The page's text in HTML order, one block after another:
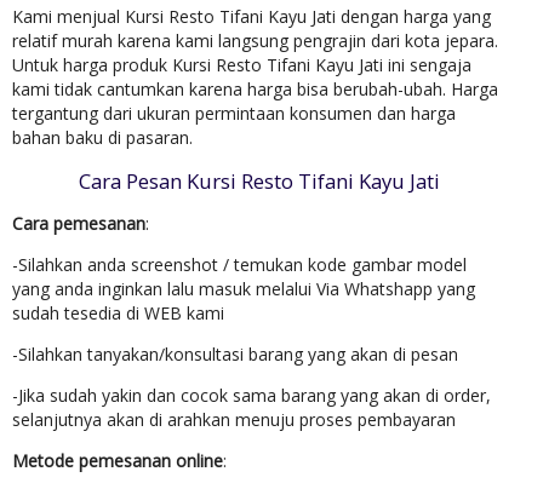
Kami menjual Kursi Resto Tifani Kayu Jati dengan harga yang
relatif murah karena kami langsung pengrajin dari kota jepara.
Untuk harga produk Kursi Resto Tifani Kayu Jati ini sengaja
kami tidak cantumkan karena harga bisa berubah-ubah. Harga
tergantung dari ukuran permintaan konsumen dan harga
bahan baku di pasaran.
Cara Pesan Kursi Resto Tifani Kayu Jati
Cara pemesanan:
-Silahkan anda screenshot / temukan kode gambar model
yang anda inginkan lalu masuk melalui Via Whatshapp yang
sudah tesedia di WEB kami
-Silahkan tanyakan/konsultasi barang yang akan di pesan
-Jika sudah yakin dan cocok sama barang yang akan di order,
selanjutnya akan di arahkan menuju proses pembayaran
Metode pemesanan online: